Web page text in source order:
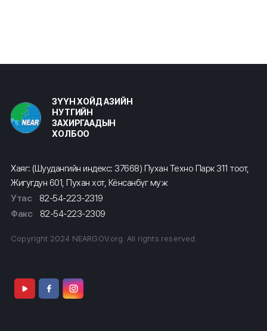
ЗҮҮН ХОЙД АЗИЙН
НУТГИЙН
ЗАХИРГААДЫН
ХОЛБОО
Хаяг: (Шуудангийн индекс: 37668) Пухан Техно Парк 311 тоот,
Жигугдун 601, Пухан хот, Кёнсанбүг муж
Утас
82-54-223-2319
Факс
82-54-223-2309
Copyright 2024 NEARGOV.org. All rights reserved.